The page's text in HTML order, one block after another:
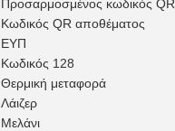
Προσαρμοσμένος κωδικός QR
Κωδικός QR αποθέματος
ΕΥΠ
Κωδικός 128
Θερμική μεταφορά
Λάιζερ
Μελάνι